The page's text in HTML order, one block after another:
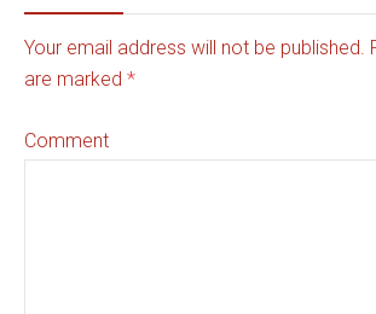
Your email address will not be published.
are marked *
Comment